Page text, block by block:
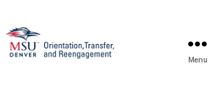
Menu